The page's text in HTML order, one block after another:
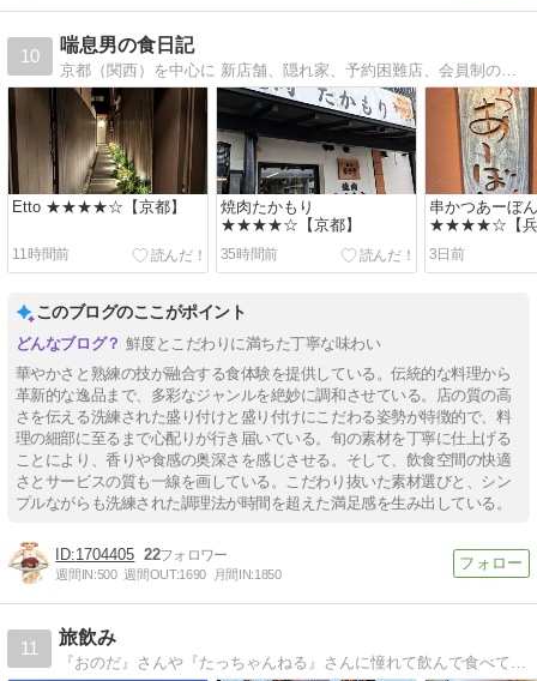
10
喘息男の食日記
京都（関西）を中心に 新店舗、隠れ家、予約困難店、会員制の店まで開拓しています。 辛口でリアルな感想をまとめているので お店選びの参考にして頂ければ幸いです。
Etto ★★★★☆【京都】
11時間前
焼肉たかもり
★★★★☆【京都】
35時間前
串かつあーぼん
★★★★☆【兵
3日前
このブログのここがポイント
鮮度とこだわりに満ちた丁寧な味わい
華やかさと熟練の技が融合する食体験を提供している。伝統的な料理から
革新的な逸品まで、多彩なジャンルを絶妙に調和させている。店の質の高
さを伝える洗練された盛り付けと盛り付けにこだわる姿勢が特徴的で、料
理の細部に至るまで心配りが行き届いている。旬の素材を丁寧に仕上げる
ことにより、香りや食感の奥深さを感じさせる。そして、飲食空間の快適
さとサービスの質も一線を画している。こだわり抜いた素材選びと、シン
プルながらも洗練された調理法が時間を超えた満足感を生み出している。
1704405 22
週間IN:500 週間OUT:1690 月間IN:1850
11
旅飲み
『おのだ』さんや『たっちゃんねる』さんに憧れて飲んで食べて旅をする